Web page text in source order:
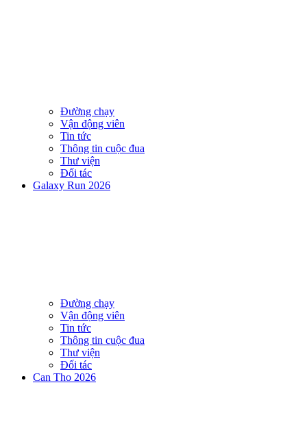
Đường chạy
Vận động viên
Tin tức
Thông tin cuộc đua
Thư viện
Đối tác
Galaxy Run 2026
Đường chạy
Vận động viên
Tin tức
Thông tin cuộc đua
Thư viện
Đối tác
Can Tho 2026